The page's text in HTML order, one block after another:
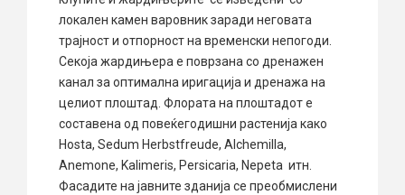
локален камен варовник заради неговата
трајност и отпорност на временски непогоди.
Секоја жардињера е поврзана со дренажен
канал за оптимална иригација и дренажа на
целиот плоштад. Флората на плоштадот е
составена од повеќегодишни растенија како
Hosta, Sedum Herbstfreude, Alchemilla,
Anemone, Kalimeris, Persicaria, Nepeta итн.
Фасадите на јавните зданија се преобмислени